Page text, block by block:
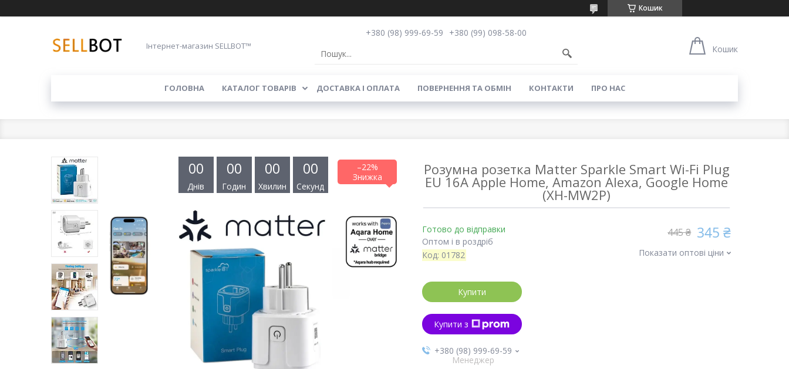
Кошик
Інтернет-магазин SELLBOT™
+380 (98) 999-69-59
+380 (99) 098-58-00
Кошик
ГОЛОВНА КАТАЛОГ ТОВАРІВ ДОСТАВКА І ОПЛАТА ПОВЕРНЕННЯ ТА ОБМІН КОНТАКТИ ПРО НАС
–22%
00
Днів
00
Годин
00
Хвилин
00
Секунд
Розумна розетка Matter Sparkle Smart Wi-Fi Plug
EU 16A Apple Home, Amazon Alexa, Google Home
(XH-MW2P)
Готово до відправки
Оптом і в роздріб
Код: 01782
445 ₴ 345 ₴
Показати оптові ціни
Купити
Купити з
+380 (98) 999-69-59
Менеджер